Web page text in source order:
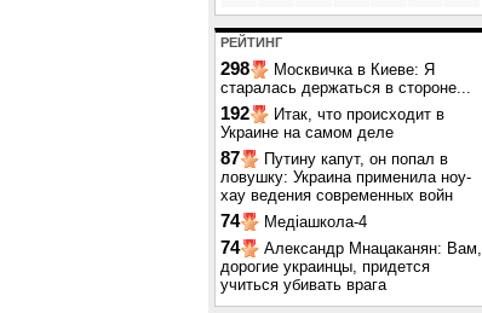
РЕЙТИНГ
298
Москвичка в Киеве: Я
старалась держаться в стороне...
192
Итак, что происходит в
Украине на самом деле
87
Путину капут, он попал в
ловушку: Украина применила ноу-
хау ведения современных войн
74 Медіашкола-4
74
Александр Мнацаканян: Вам,
дорогие украинцы, придется
учиться убивать врага